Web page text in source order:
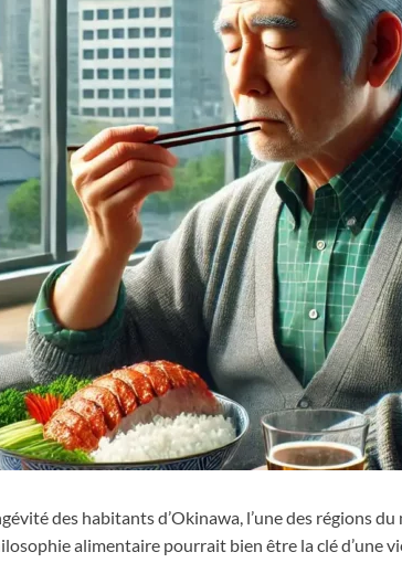
des habitants d’Okinawa, l’une des régions
alimentaire pourrait bien être la clé d’une